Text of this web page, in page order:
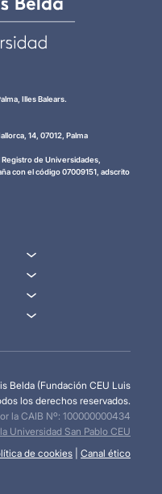
Illes Balears.
14, 07012, Palma
de Universidades,
con el código 07009151, adscrito
Belda (Fundación CEU Luis
los derechos reservados.
la CAIB Nº: 100000000434
Universidad San Pablo CEU
de cookies Canal ético